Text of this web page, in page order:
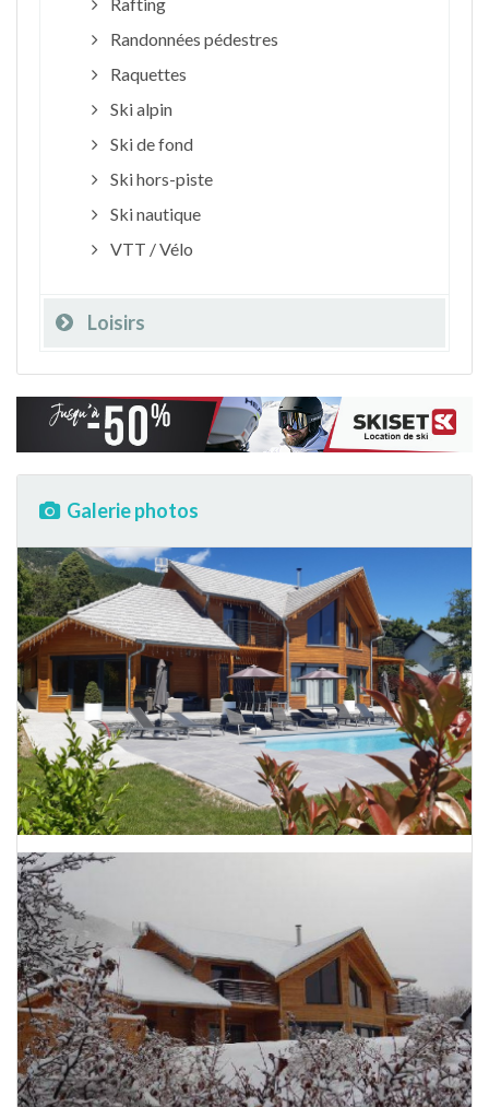
Randonnées pédestres
Raquettes
Ski alpin
Ski de fond
Ski hors-piste
Ski nautique
VTT / Vélo
Loisirs
Galerie photos